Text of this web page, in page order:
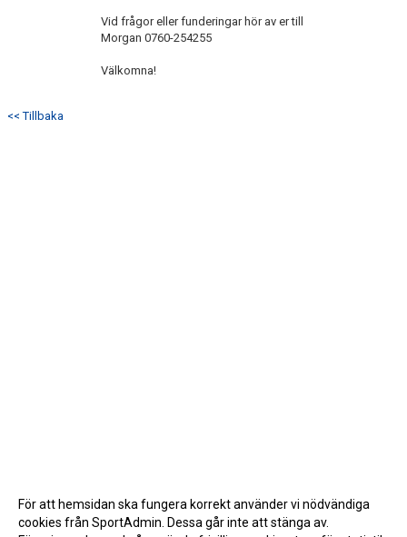
Vid frågor eller funderingar hör av er till
Morgan 0760-254255
Välkomna!
<< Tillbaka
För att hemsidan ska fungera korrekt använder vi nödvändiga
cookies från SportAdmin. Dessa går inte att stänga av.